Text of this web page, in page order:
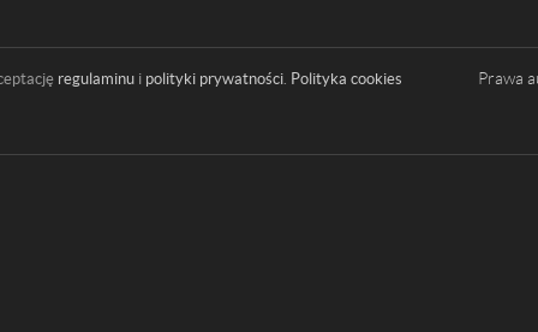
regulaminu i polityki prywatności. Polityka cookies Prawa